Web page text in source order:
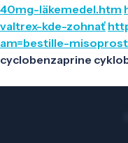
40mg-läkemedel.htm
valtrex-kde-zohnať
am=bestille-
cyclobenzaprine